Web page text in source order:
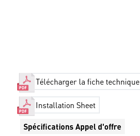
Télécharger la fiche technique
Installation Sheet
Spécifications Appel d'offre